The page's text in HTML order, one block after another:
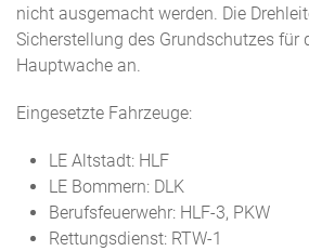
nicht ausgemacht werden. Die
Sicherstellung des Grundschutzes für
Hauptwache an.
Eingesetzte Fahrzeuge:
LE Altstadt: HLF
LE Bommern: DLK
Berufsfeuerwehr: HLF-3, PKW
Rettungsdienst: RTW-1